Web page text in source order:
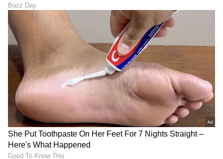
Suvarna News
ಜೀವನಶೈಲಿ ಮಾನ್ಸೂನ್